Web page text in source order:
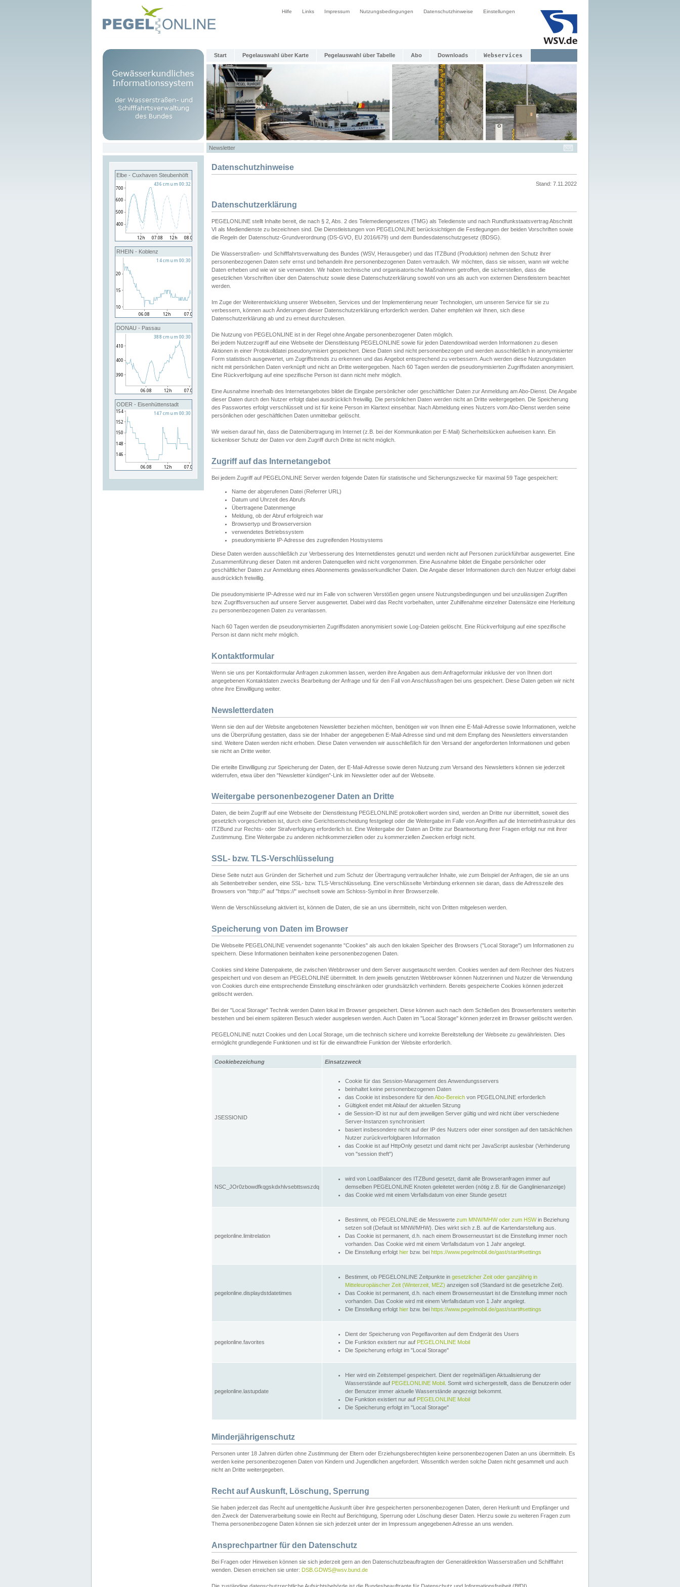
Hilfe Links Impressum Nutzungsbedingungen Datenschutzhinweise Einstellungen
Start Pegelauswahl über Karte Pegelauswahl über Tabelle Abo Downloads Webservices
Newsletter
Elbe - Cuxhaven Steubenhöft
RHEIN - Koblenz
DONAU - Passau
ODER - Eisenhüttenstadt
Datenschutzhinweise
Stand: 7.11.2022
Datenschutzerklärung
PEGELONLINE stellt Inhalte bereit, die nach § 2, Abs. 2 des Telemediengesetzes (TMG) als Teledienste und nach Rundfunkstaatsvertrag Abschnitt
VI als Mediendienste zu bezeichnen sind. Die Dienstleistungen von PEGELONLINE berücksichtigen die Festlegungen der beiden Vorschriften sowie
die Regeln der Datenschutz-Grundverordnung (DS-GVO, EU 2016/679) und dem Bundesdatenschutzgesetz (BDSG).
Die Wasserstraßen- und Schifffahrtsverwaltung des Bundes (WSV, Herausgeber) und das ITZBund (Produktion) nehmen den Schutz ihrer
personenbezogenen Daten sehr ernst und behandeln ihre personenbezogenen Daten vertraulich. Wir möchten, dass sie wissen, wann wir welche
Daten erheben und wie wir sie verwenden. Wir haben technische und organisatorische Maßnahmen getroffen, die sicherstellen, dass die
gesetzlichen Vorschriften über den Datenschutz sowie diese Datenschutzerklärung sowohl von uns als auch von externen Dienstleistern beachtet
werden.
Im Zuge der Weiterentwicklung unserer Webseiten, Services und der Implementierung neuer Technologien, um unseren Service für sie zu
verbessern, können auch Änderungen dieser Datenschutzerklärung erforderlich werden. Daher empfehlen wir Ihnen, sich diese
Datenschutzerklärung ab und zu erneut durchzulesen.
Die Nutzung von PEGELONLINE ist in der Regel ohne Angabe personenbezogener Daten möglich.
Bei jedem Nutzerzugriff auf eine Webseite der Dienstleistung PEGELONLINE sowie für jeden Datendownload werden Informationen zu diesen
Aktionen in einer Protokolldatei pseudonymisiert gespeichert. Diese Daten sind nicht personenbezogen und werden ausschließlich in anonymisierter
Form statistisch ausgewertet, um Zugriffstrends zu erkennen und das Angebot entsprechend zu verbessern. Auch werden diese Nutzungsdaten
nicht mit persönlichen Daten verknüpft und nicht an Dritte weitergegeben. Nach 60 Tagen werden die pseudonymisierten Zugriffsdaten anonymisiert.
Eine Rückverfolgung auf eine spezifische Person ist dann nicht mehr möglich.
Eine Ausnahme innerhalb des Internetangebotes bildet die Eingabe persönlicher oder geschäftlicher Daten zur Anmeldung am Abo-Dienst. Die Angabe
dieser Daten durch den Nutzer erfolgt dabei ausdrücklich freiwillig. Die persönlichen Daten werden nicht an Dritte weitergegeben. Die Speicherung
des Passwortes erfolgt verschlüsselt und ist für keine Person im Klartext einsehbar. Nach Abmeldung eines Nutzers vom Abo-Dienst werden seine
persönlichen oder geschäftlichen Daten unmittelbar gelöscht.
Wir weisen darauf hin, dass die Datenübertragung im Internet (z.B. bei der Kommunikation per E-Mail) Sicherheitslücken aufweisen kann. Ein
lückenloser Schutz der Daten vor dem Zugriff durch Dritte ist nicht möglich.
Zugriff auf das Internetangebot
Bei jedem Zugriff auf PEGELONLINE Server werden folgende Daten für statistische und Sicherungszwecke für maximal 59 Tage gespeichert:
Name der abgerufenen Datei (Referrer URL)
Datum und Uhrzeit des Abrufs
Übertragene Datenmenge
Meldung, ob der Abruf erfolgreich war
Browsertyp und Browserversion
verwendetes Betriebssystem
pseudonymisierte IP-Adresse des zugreifenden Hostsystems
Diese Daten werden ausschließlich zur Verbesserung des Internetdienstes genutzt und werden nicht auf Personen zurückführbar ausgewertet. Eine
Zusammenführung dieser Daten mit anderen Datenquellen wird nicht vorgenommen. Eine Ausnahme bildet die Eingabe persönlicher oder
geschäftlicher Daten zur Anmeldung eines Abonnements gewässerkundlicher Daten. Die Angabe dieser Informationen durch den Nutzer erfolgt dabei
ausdrücklich freiwillig.
Die pseudonymisierte IP-Adresse wird nur im Falle von schweren Verstößen gegen unsere Nutzungsbedingungen und bei unzulässigen Zugriffen
bzw. Zugriffsversuchen auf unsere Server ausgewertet. Dabei wird das Recht vorbehalten, unter Zuhilfenahme einzelner Datensätze eine Herleitung
zu personenbezogenen Daten zu veranlassen.
Nach 60 Tagen werden die pseudonymisierten Zugriffsdaten anonymisiert sowie Log-Dateien gelöscht. Eine Rückverfolgung auf eine spezifische
Person ist dann nicht mehr möglich.
Kontaktformular
Wenn sie uns per Kontaktformular Anfragen zukommen lassen, werden ihre Angaben aus dem Anfrageformular inklusive der von Ihnen dort
angegebenen Kontaktdaten zwecks Bearbeitung der Anfrage und für den Fall von Anschlussfragen bei uns gespeichert. Diese Daten geben wir nicht
ohne ihre Einwilligung weiter.
Newsletterdaten
Wenn sie den auf der Website angebotenen Newsletter beziehen möchten, benötigen wir von Ihnen eine E-Mail-Adresse sowie Informationen, welche
uns die Überprüfung gestatten, dass sie der Inhaber der angegebenen E-Mail-Adresse sind und mit dem Empfang des Newsletters einverstanden
sind. Weitere Daten werden nicht erhoben. Diese Daten verwenden wir ausschließlich für den Versand der angeforderten Informationen und geben
sie nicht an Dritte weiter.
Die erteilte Einwilligung zur Speicherung der Daten, der E-Mail-Adresse sowie deren Nutzung zum Versand des Newsletters können sie jederzeit
widerrufen, etwa über den "Newsletter kündigen"-Link im Newsletter oder auf der Webseite.
Weitergabe personenbezogener Daten an Dritte
Daten, die beim Zugriff auf eine Webseite der Dienstleistung PEGELONLINE protokolliert worden sind, werden an Dritte nur übermittelt, soweit dies
gesetzlich vorgeschrieben ist, durch eine Gerichtsentscheidung festgelegt oder die Weitergabe im Falle von Angriffen auf die Internetinfrastruktur des
ITZBund zur Rechts- oder Strafverfolgung erforderlich ist. Eine Weitergabe der Daten an Dritte zur Beantwortung ihrer Fragen erfolgt nur mit ihrer
Zustimmung. Eine Weitergabe zu anderen nichtkommerziellen oder zu kommerziellen Zwecken erfolgt nicht.
SSL- bzw. TLS-Verschlüsselung
Diese Seite nutzt aus Gründen der Sicherheit und zum Schutz der Übertragung vertraulicher Inhalte, wie zum Beispiel der Anfragen, die sie an uns
als Seitenbetreiber senden, eine SSL- bzw. TLS-Verschlüsselung. Eine verschlüsselte Verbindung erkennen sie daran, dass die Adresszeile des
Browsers von "http://" auf "https://" wechselt sowie am Schloss-Symbol in ihrer Browserzeile.
Wenn die Verschlüsselung aktiviert ist, können die Daten, die sie an uns übermitteln, nicht von Dritten mitgelesen werden.
Speicherung von Daten im Browser
Die Webseite PEGELONLINE verwendet sogenannte "Cookies" als auch den lokalen Speicher des Browsers ("Local Storage") um Informationen zu
speichern. Diese Informationen beinhalten keine personenbezogenen Daten.
Cookies sind kleine Datenpakete, die zwischen Webbrowser und dem Server ausgetauscht werden. Cookies werden auf dem Rechner des Nutzers
gespeichert und von diesem an PEGELONLINE übermittelt. In dem jeweils genutzten Webbrowser können Nutzerinnen und Nutzer die Verwendung
von Cookies durch eine entsprechende Einstellung einschränken oder grundsätzlich verhindern. Bereits gespeicherte Cookies können jederzeit
gelöscht werden.
Bei der "Local Storage" Technik werden Daten lokal im Browser gespeichert. Diese können auch nach dem Schließen des Browserfensters weiterhin
bestehen und bei einem späteren Besuch wieder ausgelesen werden. Auch Daten im "Local Storage" können jederzeit im Browser gelöscht werden.
PEGELONLINE nutzt Cookies und den Local Storage, um die technisch sichere und korrekte Bereitstellung der Webseite zu gewährleisten. Dies
ermöglicht grundlegende Funktionen und ist für die einwandfreie Funktion der Website erforderlich.
Cookiebezeichung Einsatzzweck
JSESSIONID
Cookie für das Session-Management des Anwendungsservers
beinhaltet keine personenbezogenen Daten
das Cookie ist insbesondere für denAbo-Bereich von PEGELONLINE erforderlich
Gültigkeit endet mit Ablauf der aktuellen Sitzung
die Session-ID ist nur auf dem jeweiligen Server gültig und wird nicht über verschiedene
Server-Instanzen synchronisiert
basiert insbesondere nicht auf der IP des Nutzers oder einer sonstigen auf den tatsächlichen
Nutzer zurückverfolgbaren Information
das Cookie ist auf HttpOnly gesetzt und damit nicht per JavaScript auslesbar (Verhinderung
von "session theft")
NSC_JOr0zbowdfkqgskdxhlvsebttswszdq
wird von LoadBalancer des ITZBund gesetzt, damit alle Browseranfragen immer auf
demselben PEGELONLINE Knoten geleitetet werden (nötig z.B. für die Ganglinienanzeige)
das Cookie wird mit einem Verfallsdatum von einer Stunde gesetzt
pegelonline.limitrelation
Bestimmt, ob PEGELONLINE die Messwerte zum MNW/MHW oder zum HSWin Beziehung
setzen soll (Default ist MNW/MHW). Dies wirkt sich z.B. auf die Kartendarstellung aus.
Das Cookie ist permanent, d.h. nach einem Browserneustart ist die Einstellung immer noch
vorhanden. Das Cookie wird mit einem Verfallsdatum von 1 Jahr angelegt.
Die Einstellung erfolgt hier bzw. bei https://www.pegelmobil.de/gast/start#settings
pegelonline.displaydstdatetimes
Bestimmt, ob PEGELONLINE Zeitpunkte in gesetzlicher Zeit oder ganzjährig in
Mitteleuropäischer Zeit (Winterzeit, MEZ) anzeigen soll (Standard ist die gesetzliche Zeit).
Das Cookie ist permanent, d.h. nach einem Browserneustart ist die Einstellung immer noch
vorhanden. Das Cookie wird mit einem Verfallsdatum von 1 Jahr angelegt.
Die Einstellung erfolgt hier bzw. bei https://www.pegelmobil.de/gast/start#settings
pegelonline.favorites
Dient der Speicherung von Pegelfavoriten auf dem Endgerät des Users
Die Funktion existiert nur auf PEGELONLINE Mobil
Die Speicherung erfolgt im "Local Storage"
pegelonline.lastupdate
Hier wird ein Zeitstempel gespeichert. Dient der regelmäßigen Aktualisierung der
Wasserstände auf PEGELONLINE Mobil . Somit wird sichergestellt, dass die Benutzerin oder
der Benutzer immer aktuelle Wasserstände angezeigt bekommt.
Die Funktion existiert nur auf PEGELONLINE Mobil
Die Speicherung erfolgt im "Local Storage"
Minderjährigenschutz
Personen unter 18 Jahren dürfen ohne Zustimmung der Eltern oder Erziehungsberechtigten keine personenbezogenen Daten an uns übermitteln. Es
werden keine personenbezogenen Daten von Kindern und Jugendlichen angefordert. Wissentlich werden solche Daten nicht gesammelt und auch
nicht an Dritte weitergegeben.
Recht auf Auskunft, Löschung, Sperrung
Sie haben jederzeit das Recht auf unentgeltliche Auskunft über ihre gespeicherten personenbezogenen Daten, deren Herkunft und Empfänger und
den Zweck der Datenverarbeitung sowie ein Recht auf Berichtigung, Sperrung oder Löschung dieser Daten. Hierzu sowie zu weiteren Fragen zum
Thema personenbezogene Daten können sie sich jederzeit unter der im Impressum angegebenen Adresse an uns wenden.
Ansprechpartner für den Datenschutz
Bei Fragen oder Hinweisen können sie sich jederzeit gern an den Datenschutzbeauftragten der Generaldirektion Wasserstraßen und Schifffahrt
wenden. Diesen erreichen sie unter: DSB.GDWS@wsv.bund.de